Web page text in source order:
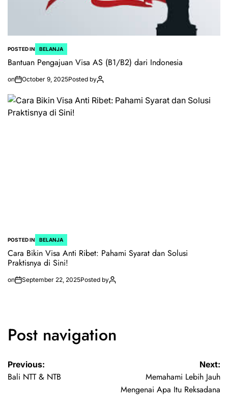
POSTED IN BELANJA
Bantuan Pengajuan Visa AS (B1/B2) dari Indonesia
on October 9, 2025Posted by
POSTED IN BELANJA
Cara Bikin Visa Anti Ribet: Pahami Syarat dan Solusi
Praktisnya di Sini!
on September 22, 2025Posted by
Post navigation
Previous:
Bali NTT & NTB
Next:
Memahami Lebih Jauh
Mengenai Apa Itu Reksadana